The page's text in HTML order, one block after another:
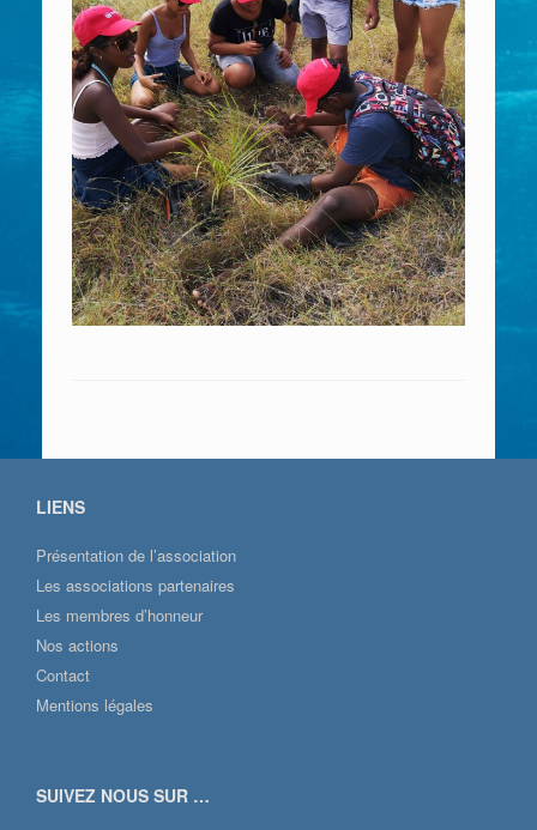
LIENS
Présentation de l’association
Les associations partenaires
Les membres d’honneur
Nos actions
Contact
Mentions légales
SUIVEZ NOUS SUR …